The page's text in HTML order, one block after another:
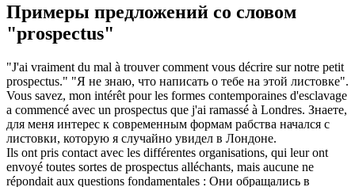
Примеры предложений со словом
"prospectus"
"J'ai vraiment du mal à trouver comment vous décrire sur notre petit
prospectus." "Я не знаю, что написать о тебе на этой листовке".
Vous savez, mon intérêt pour les formes contemporaines d'esclavage
a commencé avec un prospectus que j'ai ramassé à Londres. Знаете,
для меня интерес к современным формам рабства начался с
листовки, которую я случайно увидел в Лондоне.
Ils ont pris contact avec les différentes organisations, qui leur ont
envoyé toutes sortes de prospectus alléchants, mais aucune ne
répondait aux questions fondamentales : Они обращались в